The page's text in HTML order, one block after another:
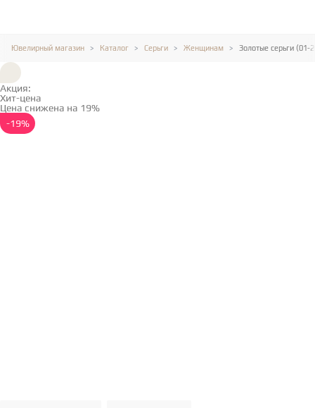
Ювелирный магазин Каталог Серьги Женщинам Золотые серьги (01-
Акция:
Хит-цена
Цена снижена на 19%
-19%